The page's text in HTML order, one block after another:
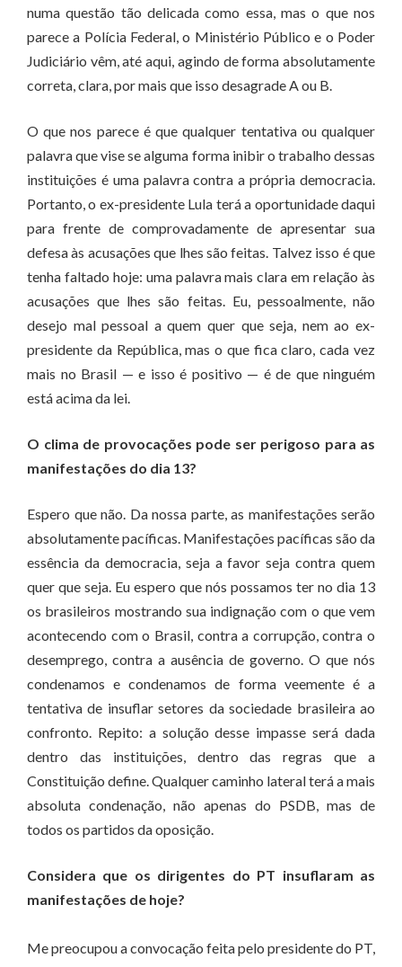
numa questão tão delicada como essa, mas o que nos
parece a Polícia Federal, o Ministério Público e o Poder
Judiciário vêm, até aqui, agindo de forma absolutamente
correta, clara, por mais que isso desagrade A ou B.
O que nos parece é que qualquer tentativa ou qualquer
palavra que vise se alguma forma inibir o trabalho dessas
instituições é uma palavra contra a própria democracia.
Portanto, o ex-presidente Lula terá a oportunidade daqui
para frente de comprovadamente de apresentar sua
defesa às acusações que lhes são feitas. Talvez isso é que
tenha faltado hoje: uma palavra mais clara em relação às
acusações que lhes são feitas. Eu, pessoalmente, não
desejo mal pessoal a quem quer que seja, nem ao ex-
presidente da República, mas o que fica claro, cada vez
mais no Brasil — e isso é positivo — é de que ninguém
está acima da lei.
O clima de provocações pode ser perigoso para as
manifestações do dia 13?
Espero que não. Da nossa parte, as manifestações serão
absolutamente pacíficas. Manifestações pacíficas são da
essência da democracia, seja a favor seja contra quem
quer que seja. Eu espero que nós possamos ter no dia 13
os brasileiros mostrando sua indignação com o que vem
acontecendo com o Brasil, contra a corrupção, contra o
desemprego, contra a ausência de governo. O que nós
condenamos e condenamos de forma veemente é a
tentativa de insuflar setores da sociedade brasileira ao
confronto. Repito: a solução desse impasse será dada
dentro das instituições, dentro das regras que a
Constituição define. Qualquer caminho lateral terá a mais
absoluta condenação, não apenas do PSDB, mas de
todos os partidos da oposição.
Considera que os dirigentes do PT insuflaram as
manifestações de hoje?
Me preocupou a convocação feita pelo presidente do PT,